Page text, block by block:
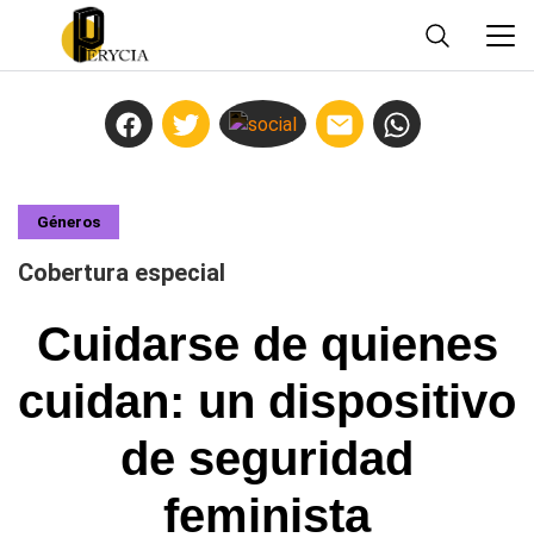
Géneros
Cobertura especial
Cuidarse de quienes
cuidan: un dispositivo
de seguridad
feminista